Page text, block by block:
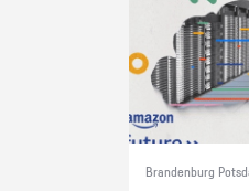
Brandenburg